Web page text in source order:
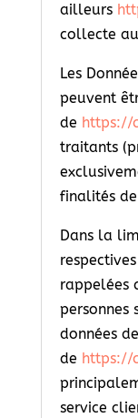
ailleurs
collecte
Les
peuvent
de https://
traitants
finalités
Dans la
rappelées
personnes
données
de https://
service